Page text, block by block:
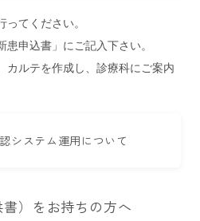
てください。
申込書」にご記入下さい。
カルテを作成し、診療科にご案内
システム運用について
）をお持ちの方へ